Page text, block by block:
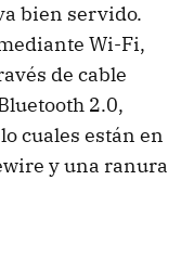
bien servido.
Wi-Fi,
de cable
2.0,
cuales están en
y una ranura